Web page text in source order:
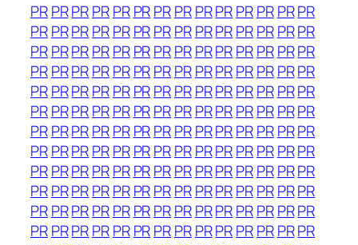
PRPRPRPRPR PRPRPRPRPRPRPR PRPR
PRPRPRPRPR PRPRPRPRPRPRPR PRPR
PRPRPRPRPR PRPRPRPRPRPRPR PRPR
PRPRPRPRPR PRPRPRPRPRPRPR PRPR
PRPRPRPRPR PRPRPRPRPRPRPR PRPR
PRPRPRPRPR PRPRPRPRPRPRPR PRPR
PRPRPRPRPR PRPRPRPRPRPRPR PRPR
PRPRPRPRPR PRPRPRPRPRPRPR PRPR
PRPRPRPRPR PRPRPRPRPRPRPR PRPR
PRPRPRPRPR PRPRPRPRPRPRPR PRPR
PRPRPRPRPR PRPRPRPRPRPRPR PRPR
PRPRPRPRPR PRPRPRPRPRPRPR PRPR